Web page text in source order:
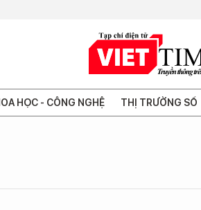
HỌC - CÔNG NGHỆ THỊ TRƯỜNG SỐ